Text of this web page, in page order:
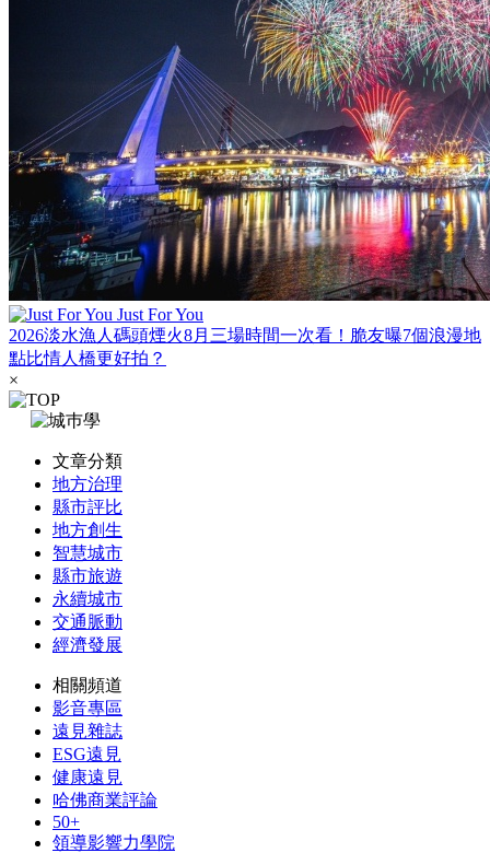
Just For You
2026淡水漁人碼頭煙火8月三場時間一次看！脆友曝7個浪漫地
點比情人橋更好拍？
×
文章分類
地方治理
縣市評比
地方創生
智慧城市
縣市旅遊
永續城市
交通脈動
經濟發展
相關頻道
影音專區
遠見雜誌
ESG遠見
健康遠見
哈佛商業評論
50+
領導影響力學院